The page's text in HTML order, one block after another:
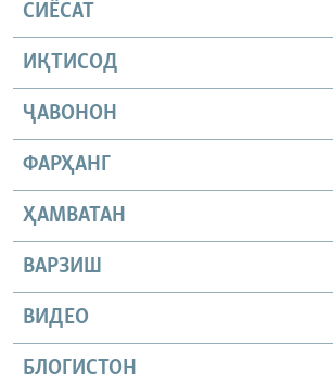
СИЁСАТ
ИҚТИСОД
ҶАВОНОН
ФАРҲАНГ
ҲАМВАТАН
ВАРЗИШ
ВИДЕО
БЛОГИСТОН